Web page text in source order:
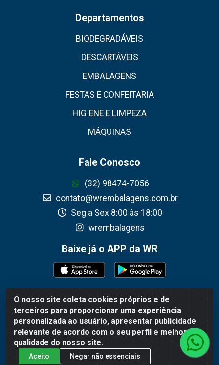
O nosso site coleta cookies próprios e de
terceiros para proporcionar uma experiência
personalizada ao usuário, apresentar publicidade
relevante de acordo com o seu perfil e melhorar a
qualidade do nosso site.
Aceito Negar não essenciais
Departamentos
BIODEGRADÁVEIS
DESCARTÁVEIS
EMBALAGENS
FESTAS E CONFEITARIA
HIGIENE E LIMPEZA
MÁQUINAS
Fale Conosco
(32) 98474-7056
contato@wrembalagens.com.br
Seg a Sex 8:00 às 18:00
wrembalagens
Baixe já o APP da WR
WR Embalagens - R. Cel. Teodoro Gomes de Araújo, 1360 -
Grogotó - Barbacena / MG - CEP 36202-628 - CNPJ
02.692.206/0001-55